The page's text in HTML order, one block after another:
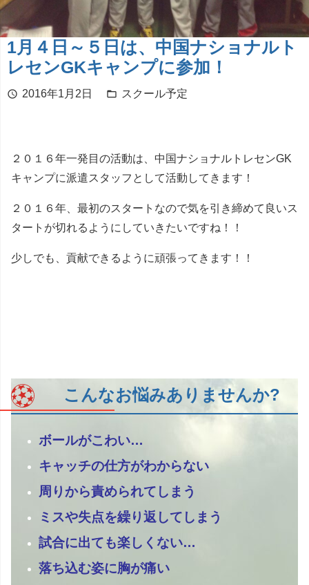
1月４日～５日は、中国ナショナルト
レセンGKキャンプに参加！
schedule 2016年1月2日 folder_open スクール予定
２０１６年一発目の活動は、中国ナショナルトレセンGK
キャンプに派遣スタッフとして活動してきます！
２０１６年、最初のスタートなので気を引き締めて良いス
タートが切れるようにしていきたいですね！！
少しでも、貢献できるように頑張ってきます！！
こんなお悩みありませんか?
ボールがこわい…
キャッチの仕方がわからない
周りから責められてしまう
ミスや失点を繰り返してしまう
試合に出ても楽しくない…
落ち込む姿に胸が痛い